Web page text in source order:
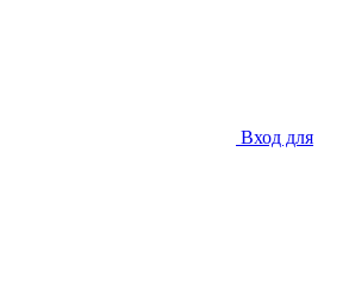
Вход для